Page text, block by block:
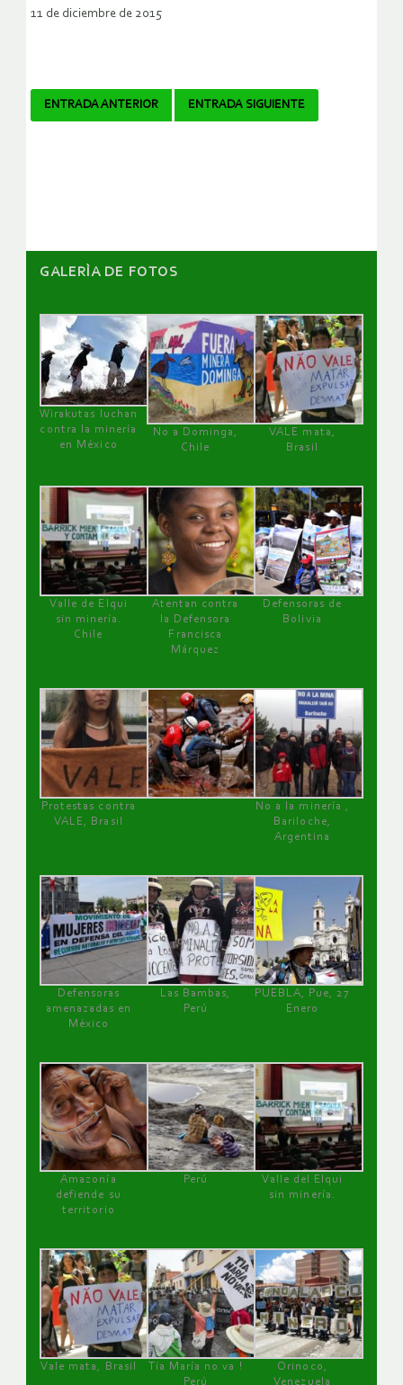
11 de diciembre de 2015
Navegador
ENTRADA ANTERIOR ENTRADA SIGUIENTE
GALERÌA DE FOTOS
Wirakutas luchan
contra la minería
en México
No a Dominga,
Chile
VALE mata,
Brasil
Valle de Elqui
sin minería.
Chile
Atentan contra
la Defensora
Francisca
Márquez
Defensoras de
Bolivia
Protestas contra
VALE, Brasil
No a la minería ,
Bariloche,
Argentina
Defensoras
amenazadas en
México
Las Bambas,
Perú
PUEBLA, Pue, 27
Enero
Amazonía
defiende su
territorio
Perú
Valle del Elqui
sin minería.
Vale mata, Brasil
Tía María no va !
Perú
Orinoco,
Venezuela